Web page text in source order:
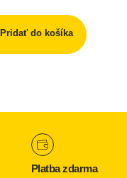
Pridať do košíka
Platba zdarma